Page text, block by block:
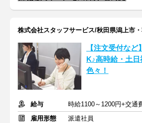
株式会社スタッフサービス/秋田県潟上市・
【注文受付な
K♪高時給・土
色々！
給与
時給1100～1200円+交通
雇用形態
派遣社員